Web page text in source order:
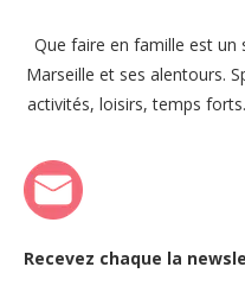
Que faire en famille est un
Marseille et ses alentours.
activités, loisirs, temps
Recevez chaque la